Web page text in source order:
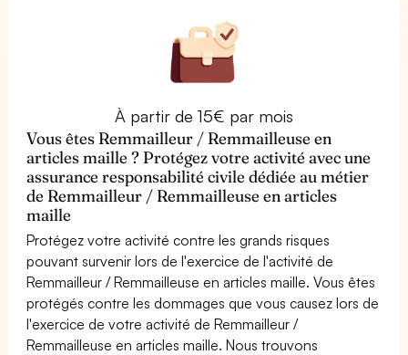
À partir de 15€ par mois
Vous êtes Remmailleur / Remmailleuse en
articles maille ? Protégez votre activité avec une
assurance responsabilité civile dédiée au métier
de Remmailleur / Remmailleuse en articles
maille
Protégez votre activité contre les grands risques
pouvant survenir lors de l'exercice de l'activité de
Remmailleur / Remmailleuse en articles maille. Vous êtes
protégés contre les dommages que vous causez lors de
l'exercice de votre activité de Remmailleur /
Remmailleuse en articles maille. Nous trouvons